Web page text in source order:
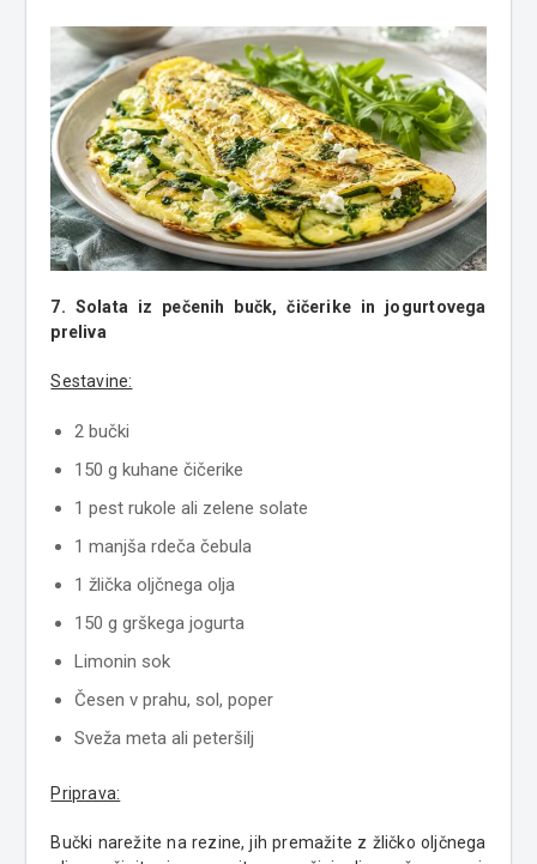
7. Solata iz pečenih bučk, čičerike in jogurtovega
preliva
Sestavine:
2 bučki
150 g kuhane čičerike
1 pest rukole ali zelene solate
1 manjša rdeča čebula
1 žlička oljčnega olja
150 g grškega jogurta
Limonin sok
Česen v prahu, sol, poper
Sveža meta ali peteršilj
Priprava:
Bučki narežite na rezine, jih premažite z žličko oljčnega